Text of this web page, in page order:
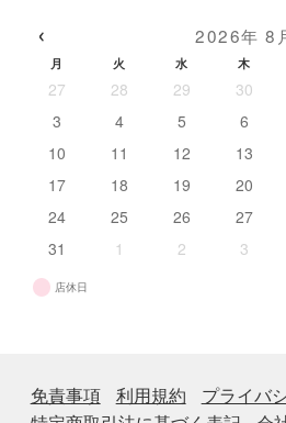
‹ 2026年 8
月 火 水 木
27 28 29 30
3
4 5 6
10
11 12 13
17
18 19 20
24
25 26 27
31
1 2 3
店休日
免責事項 利用規約
プライバ